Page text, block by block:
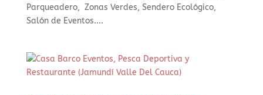
Parqueadero, Zonas Verdes, Sendero Ecológico,
Salón de Eventos....